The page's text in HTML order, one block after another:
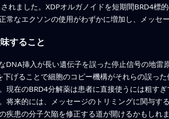
れました。XDPオルガノイドを短期間BRD4
常なエクソンの使用がわずかに増加し、メッセ
すること
DNA挿入が長い遺伝子を誤った停止信号の地
下げることで細胞のコピー機構がそれらの誤っ
現在のBRD4分解薬は患者に直接使うには粗す
将来的には、メッセージのトリミングに関与す
疾患の分子欠陥を修正する道が開けるかもしれま